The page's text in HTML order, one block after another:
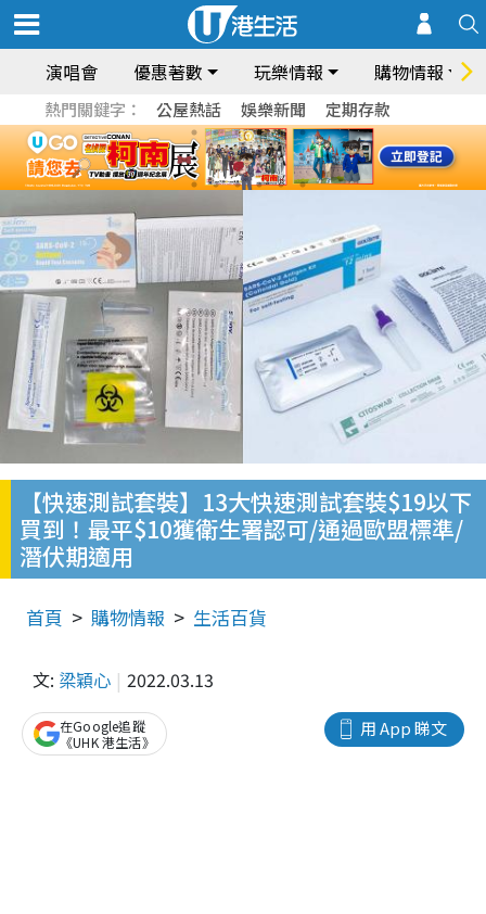
演唱會 優惠著數 玩樂情報 購物情報
熱門關鍵字： 公屋熱話 娛樂新聞 定期存款
【快速測試套裝】13大快速測試套裝$19以下
買到！最平$10獲衛生署認可/通過歐盟標準/
潛伏期適用
首頁 購物情報 生活百貨
文: 梁穎心 2022.03.13
用 App 睇文
在Google追蹤
《UHK 港生活》